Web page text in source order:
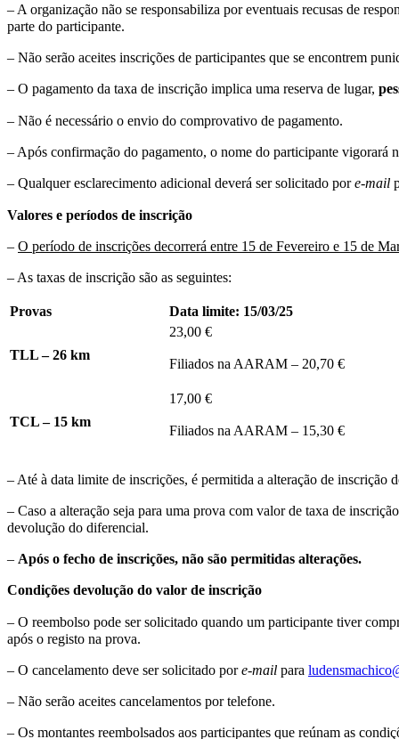
– A organização não se responsabiliza por eventuais recusas de
parte do participante.
– Não serão aceites inscrições de participantes que se encontrem
– O pagamento da taxa de inscrição implica uma reserva de lugar,
– Não é necessário o envio do comprovativo de pagamento.
– Após confirmação do pagamento, o nome do participante vigorará
– Qualquer esclarecimento adicional deverá ser solicitado pore-mail
Valores e períodos de inscrição
– O período de inscrições decorrerá entre 15 de Fevereiro e 15 de
– As taxas de inscrição são as seguintes:
Provas Data limite: 15/03/25
TLL – 26 km
23,00 €
Filiados na AARAM – 20,70 €
TCL – 15 km
17,00 €
Filiados na AARAM – 15,30 €
– Até à data limite de inscrições, é permitida a alteração de inscrição
– Caso a alteração seja para uma prova com valor de taxa de
devolução do diferencial.
– Após o fecho de inscrições, não são permitidas alterações.
Condições devolução do valor de inscrição
– O reembolso pode ser solicitado quando um participante tiver
após o registo na prova.
– O cancelamento deve ser solicitado pore-mail para
– Não serão aceites cancelamentos por telefone.
– Os montantes reembolsados aos participantes que reúnam as